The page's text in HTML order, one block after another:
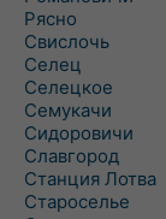
Рясно
Свислочь
Селец
Селецкое
Семукачи
Сидоровичи
Славгород
Станция Лотва
Староселье